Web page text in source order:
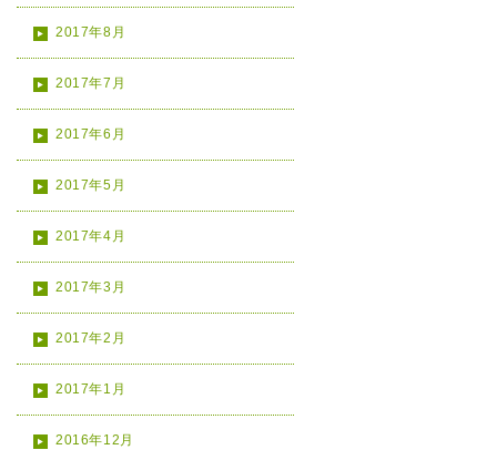
2017年8月
2017年7月
2017年6月
2017年5月
2017年4月
2017年3月
2017年2月
2017年1月
2016年12月